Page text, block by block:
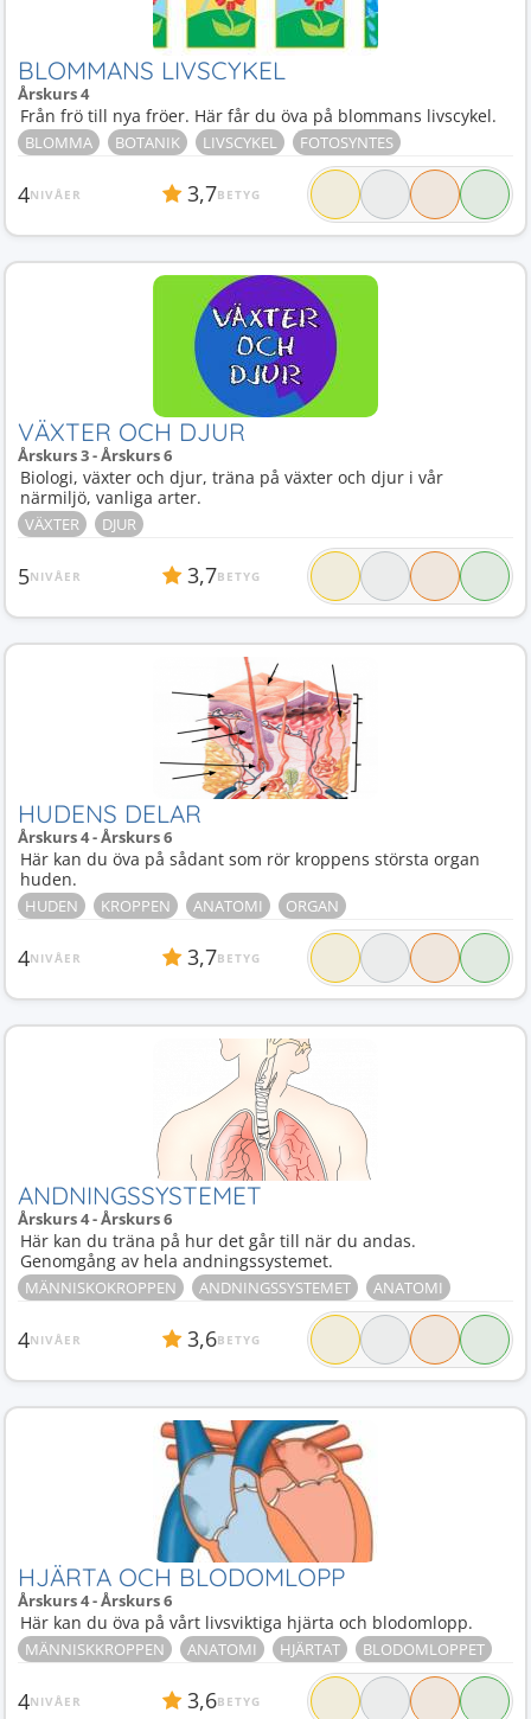
BLOMMANS LIVSCYKEL
Årskurs 4
Från frö till nya fröer. Här får du öva på blommans livscykel.
BLOMMA BOTANIK LIVSCYKEL FOTOSYNTES
4NIVÅER 3,7BETYG
VÄXTER OCH DJUR
Årskurs 3 - Årskurs 6
Biologi, växter och djur, träna på växter och djur i vår
närmiljö, vanliga arter.
VÄXTER DJUR
5NIVÅER 3,7BETYG
HUDENS DELAR
Årskurs 4 - Årskurs 6
Här kan du öva på sådant som rör kroppens största organ
huden.
HUDEN KROPPEN ANATOMI ORGAN
4NIVÅER 3,7BETYG
ANDNINGSSYSTEMET
Årskurs 4 - Årskurs 6
Här kan du träna på hur det går till när du andas.
Genomgång av hela andningssystemet.
MÄNNISKOKROPPEN ANDNINGSSYSTEMET ANATOMI
4NIVÅER 3,6BETYG
HJÄRTA OCH BLODOMLOPP
Årskurs 4 - Årskurs 6
Här kan du öva på vårt livsviktiga hjärta och blodomlopp.
MÄNNISKKROPPEN ANATOMI HJÄRTAT BLODOMLOPPET
4NIVÅER 3,6BETYG